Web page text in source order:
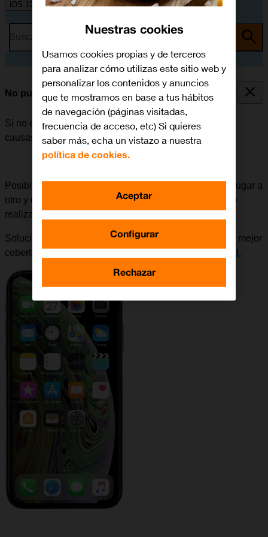
iOS 12.0
Busca por problema o tema
No puedo realizar llamadas
Si no es posible realizar llamadas, puede haber varias
causas posibles al problema.
Posible causa 1 de 8:
La cobertura de red varía de un lugar a
otro y en ciertos lugares es tan débil, que no es posible
realizar llamadas.
Solución:
Intentar llamar más tarde desde un lugar con mejor
cobertura de red. Ver nuestro
mapa de cobertura de red .
Nuestras cookies
Usamos cookies propias y de terceros
para analizar cómo utilizas este sitio web y
personalizar los contenidos y anuncios
que te mostramos en base a tus hábitos
de navegación (páginas visitadas,
frecuencia de acceso, etc) Si quieres
saber más, echa un vistazo a nuestra
política de cookies.
Configurar
Rechazar
Aceptar